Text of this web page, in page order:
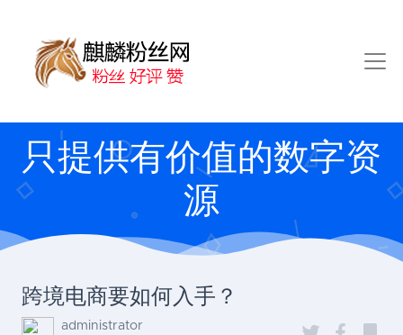
只提供有价值的数字资
源
跨境电商要如何入手？
administrator